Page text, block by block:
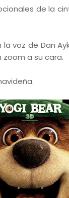
de la
voz de Dan
zoom a su cara.